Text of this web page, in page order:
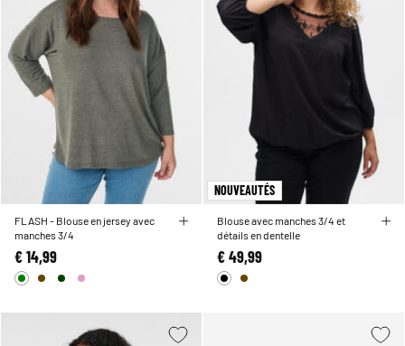
FLASH - Blouse en jersey avec
manches 3/4
€ 14,99
NOUVEAUTÉS
Blouse avec manches 3/4 et
détails en dentelle
€ 49,99